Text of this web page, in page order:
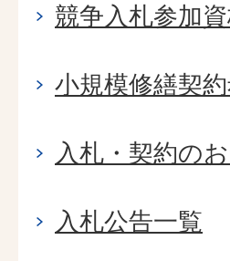
競争入札参加
小規模修繕契
入札・契約の
入札公告一覧